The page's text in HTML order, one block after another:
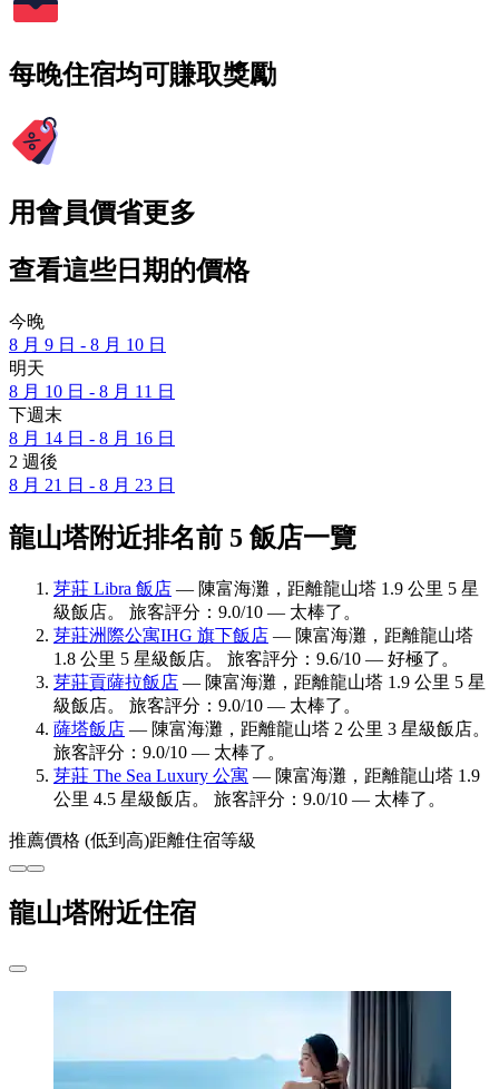
每晚住宿均可賺取獎勵
用會員價省更多
查看這些日期的價格
今晚
8 月 9 日 - 8 月 10 日
明天
8 月 10 日 - 8 月 11 日
下週末
8 月 14 日 - 8 月 16 日
2 週後
8 月 21 日 - 8 月 23 日
龍山塔附近排名前 5 飯店一覽
芽莊 Libra 飯店 — 陳富海灘，距離龍山塔 1.9 公里 5 星
級飯店。 旅客評分：9.0/10 — 太棒了。
芽莊洲際公寓IHG 旗下飯店 — 陳富海灘，距離龍山塔
1.8 公里 5 星級飯店。 旅客評分：9.6/10 — 好極了。
芽莊貢薩拉飯店 — 陳富海灘，距離龍山塔 1.9 公里 5 星
級飯店。 旅客評分：9.0/10 — 太棒了。
薩塔飯店 — 陳富海灘，距離龍山塔 2 公里 3 星級飯店。
旅客評分：9.0/10 — 太棒了。
芽莊 The Sea Luxury 公寓 — 陳富海灘，距離龍山塔 1.9
公里 4.5 星級飯店。 旅客評分：9.0/10 — 太棒了。
推薦價格 (低到高)距離住宿等級
龍山塔附近住宿